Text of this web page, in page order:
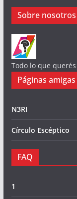
Sobre nosotros
Todo lo que
Páginas amigas
N3RI
Círculo Escéptico
FAQ
1